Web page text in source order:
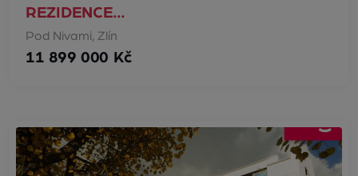
REZIDENCE…
Pod Nivami, Zlín
11 899 000 Kč